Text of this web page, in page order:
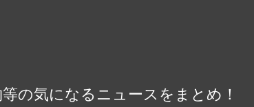
の気になるニュースをまとめ！